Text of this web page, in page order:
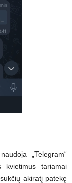
„Telegram“
kvietimus tariamai
akiratį patekę